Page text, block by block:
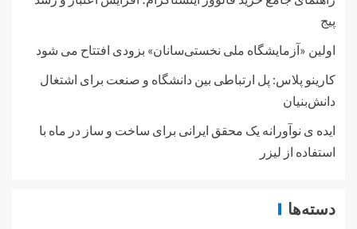
پیج
اولین «آزمایشگاه ملی نخستی‌سانان» بزودی افتتاح می شود
کارینو پلاس: پل ارتباطی بین دانشگاه و صنعت برای اشتغال
دانش‌بنیان
ایده ی نوآورانه یک محقق ایرانی برای ساخت و ساز در ماه با
استفاده از لیزر
دسته‌ها